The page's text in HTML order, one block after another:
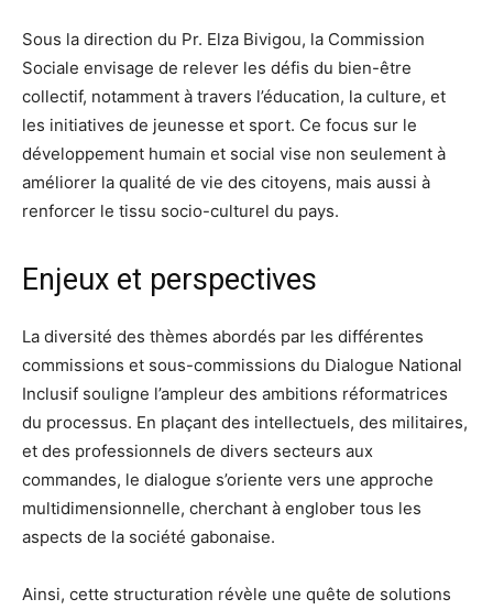
Sous la direction du Pr. Elza Bivigou, la Commission
Sociale envisage de relever les défis du bien-être
collectif, notamment à travers l’éducation, la culture, et
les initiatives de jeunesse et sport. Ce focus sur le
développement humain et social vise non seulement à
améliorer la qualité de vie des citoyens, mais aussi à
renforcer le tissu socio-culturel du pays.
Enjeux et perspectives
La diversité des thèmes abordés par les différentes
commissions et sous-commissions du Dialogue National
Inclusif souligne l’ampleur des ambitions réformatrices
du processus. En plaçant des intellectuels, des militaires,
et des professionnels de divers secteurs aux
commandes, le dialogue s’oriente vers une approche
multidimensionnelle, cherchant à englober tous les
aspects de la société gabonaise.
Ainsi, cette structuration révèle une quête de solutions